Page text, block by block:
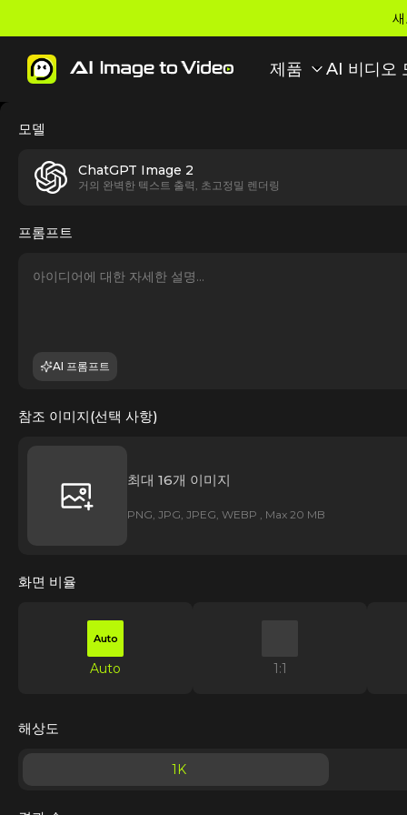
제품 AI 비디오
모델
ChatGPT Image 2
거의 완벽한 텍스트 출력, 초고정밀 렌더링
프롬프트
AI 프롬프트
참조 이미지(선택 사항)
최대 16개 이미지
PNG, JPG, JPEG, WEBP , Max 20 MB
화면 비율
Auto
Auto 1:1
해상도
1K